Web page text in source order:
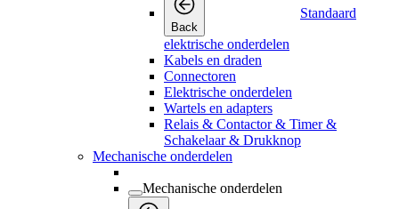
Back
Standaard
elektrische onderdelen
Kabels en draden
Connectoren
Elektrische onderdelen
Wartels en adapters
Relais & Contactor & Timer &
Schakelaar & Drukknop
Mechanische onderdelen
Mechanische onderdelen